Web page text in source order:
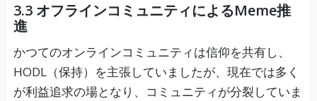
3.3 オフラインコミュニティによるMeme推
進
かつてのオンラインコミュニティは信仰を共有し、
HODL（保持）を主張していましたが、現在では多く
が利益追求の場となり、コミュニティが分裂していま